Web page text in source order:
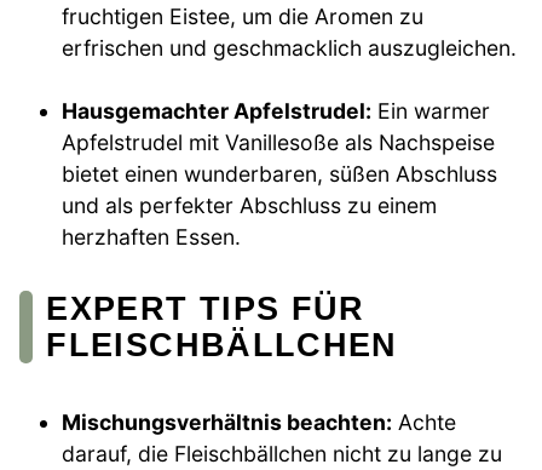
fruchtigen Eistee, um die Aromen zu
erfrischen und geschmacklich auszugleichen.
Hausgemachter Apfelstrudel: Ein warmer
Apfelstrudel mit Vanillesoße als Nachspeise
bietet einen wunderbaren, süßen Abschluss
und als perfekter Abschluss zu einem
herzhaften Essen.
EXPERT TIPS FÜR
FLEISCHBÄLLCHEN
Mischungsverhältnis beachten: Achte
darauf, die Fleischbällchen nicht zu lange zu